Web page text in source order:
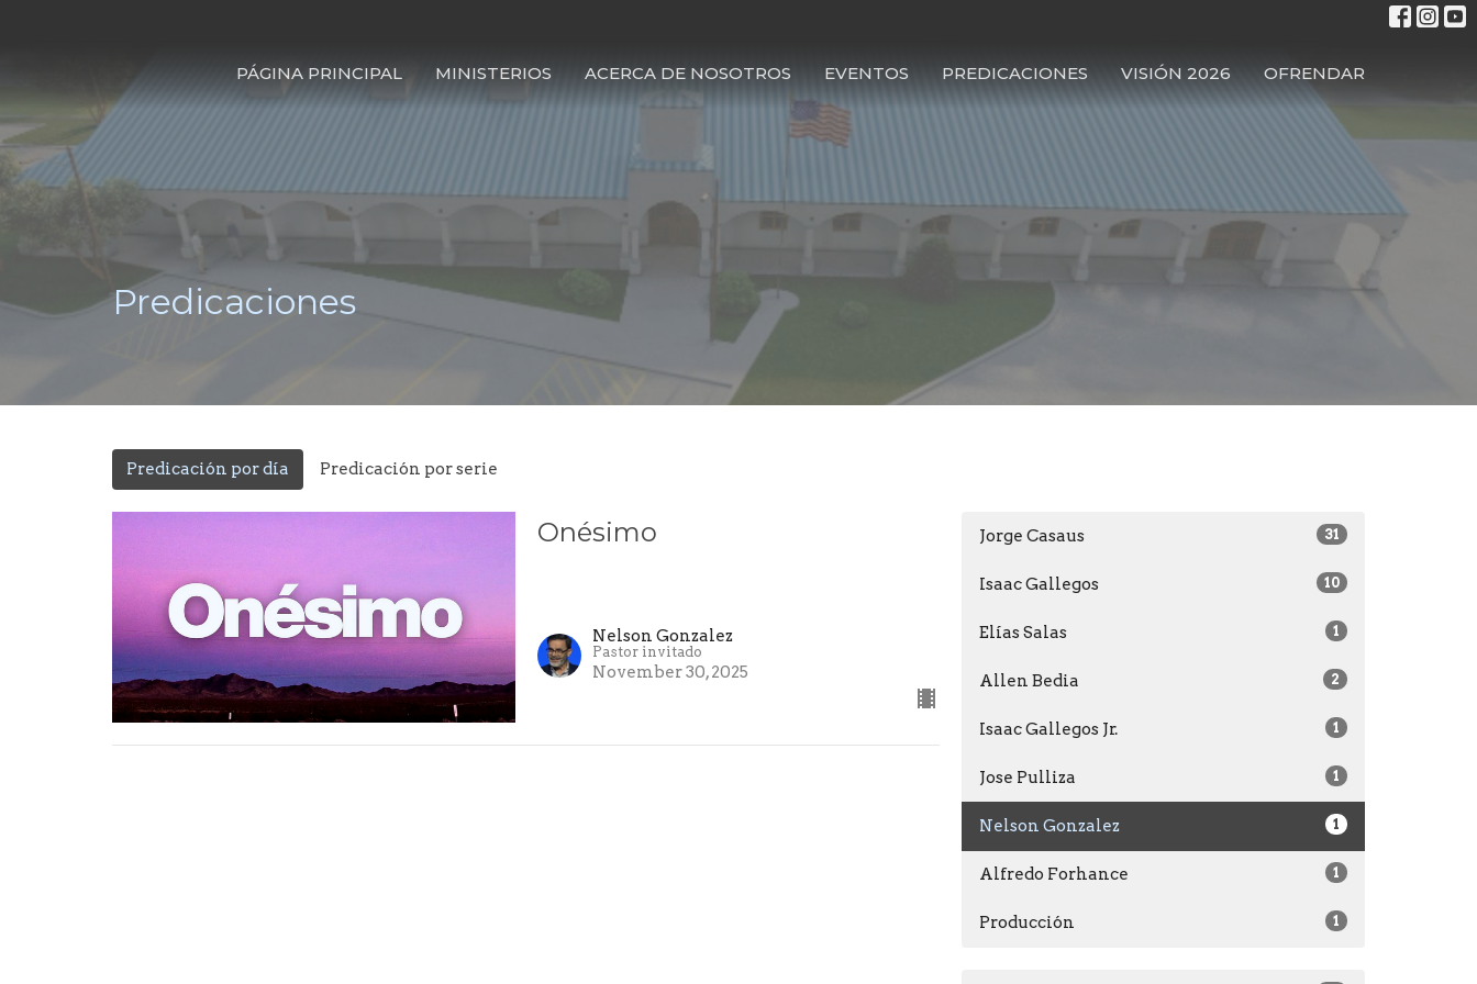
PÁGINA PRINCIPAL MINISTERIOS ACERCA DE NOSOTROS EVENTOS PREDICACIONES VISIÓN 2026 OFRENDAR
Predicaciones
Predicación por día Predicación por serie
Onésimo
Nelson Gonzalez
Pastor invitado
November 30, 2025
Jorge Casaus 31
Isaac Gallegos 10
Elías Salas 1
Allen Bedia 2
Isaac Gallegos Jr. 1
Jose Pulliza 1
Nelson Gonzalez 1
Alfredo Forhance 1
Producción 1